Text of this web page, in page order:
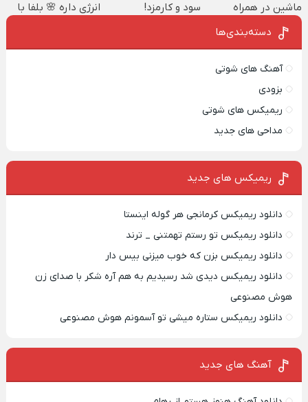
ماشین در همراه
مکانیک
سود و کارمزد!
انرژی داره 🌸 بلفا با
دسته‌بندی‌ها
آهنگ های شوتی
بزودی
ریمیکس های شوتی
مداحی های جدید
ریمیکس‌ های جدید
دانلود ریمیکس کرمانجی هر گوله اینستا
دانلود ریمیکس تو رستم تهمتنی _ ترند
دانلود ریمیکس بزن که خوب میزنی بیس دار
دانلود ریمیکس دیدی شد رسیدیم به هم آره شکر با صدای زن
هوش مصنوعی
دانلود ریمیکس ستاره میشی تو آسمونم هوش مصنوعی
آهنگ های جدید